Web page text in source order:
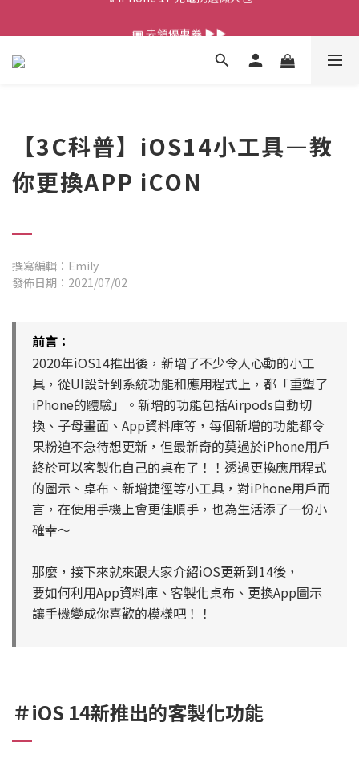
💰新會員送 $88 購物金
【3C科普】iOS14小工具—教
你更換APP iCON
撰寫編輯：Emily
發佈日期：2021/07/02
前言：
2020年iOS14推出後，新增了不少令人心動的小工
具，從UI設計到系統功能和應用程式上，都「重塑了
iPhone的體驗」。 新增的功能包括Airpods自動切
換、子母畫面、App資料庫等，每個新增的功能都令
果粉迫不急待想更新，但最新奇的莫過於iPhone用戶
終於可以客製化自己的桌布了！！透過更換應用程式
的圖示、桌布、新增捷徑等小工具，對iPhone用戶而
言，在使用手機上會更佳順手，也為生活添了一份小
確幸～
那麼，接下來就來跟大家介紹iOS更新到14後，
要如何利用App資料庫、客製化桌布、更換App圖示
讓手機變成你喜歡的模樣吧！！
＃iOS 14新推出的客製化功能